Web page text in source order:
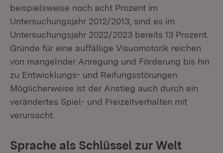
beispielsweise noch acht Prozent im
Untersuchungsjahr 2012/2013, sind es im
Untersuchungsjahr 2022/2023 bereits 13 Prozent.
Gründe für eine auffällige Visuomotorik reichen
von mangelnder Anregung und Förderung bis hin
zu Entwicklungs- und Reifungsstörungen.
Möglicherweise ist der Anstieg auch durch ein
verändertes Spiel- und Freizeitverhalten mit
verursacht.
Sprache als Schlüssel zur Welt